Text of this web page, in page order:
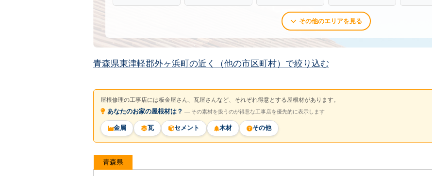
その他のエリアを見る
青森県東津軽郡外ヶ浜町の近く（他の市区町村）で絞り込む
屋根修理の工事店には板金屋さん、瓦屋さんなど、それぞれ得意とする屋根材があります。
あなたのお家の屋根材は？ ― その素材を扱うのが得意な工事店を優先的に表示します
金属 瓦 セメント 木材 その他
青森県